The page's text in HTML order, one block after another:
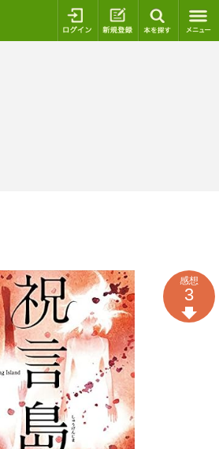
ログイン 新規登録
感想
3